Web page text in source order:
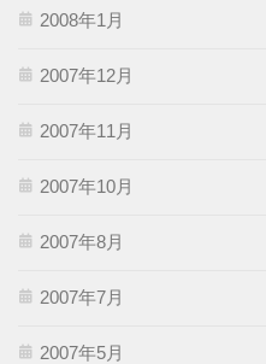
2008年1月
2007年12月
2007年11月
2007年10月
2007年8月
2007年7月
2007年5月